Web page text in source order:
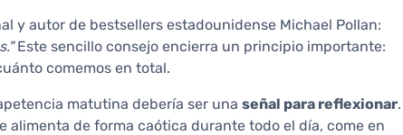
y autor de bestsellers estadounidense Michael Pollan:
Este sencillo consejo encierra un principio importante:
comemos en total.
matutina debería ser una señal para reflexionar.
alimenta de forma caótica durante todo el día, come en